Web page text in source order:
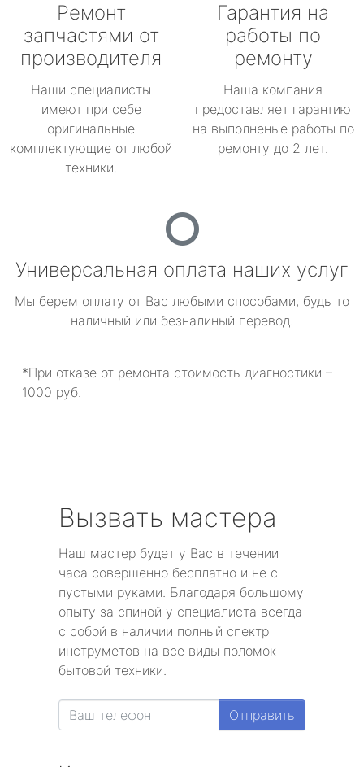
Ремонт
запчастями от
производителя
Наши специалисты
имеют при себе
оригинальные
комплектующие от любой
техники.
Гарантия на
работы по
ремонту
Наша компания
предоставляет гарантию
на выполненые работы по
ремонту до 2 лет.
Универсальная оплата наших услуг
Мы берем оплату от Вас любыми способами, будь то
наличный или безналиный перевод.
*При отказе от ремонта стоимость диагностики –
1000 руб.
Вызвать мастера
Наш мастер будет у Вас в течении
часа совершенно бесплатно и не с
пустыми руками. Благодаря большому
опыту за спиной у специалиста всегда
с собой в наличии полный спектр
инструметов на все виды поломок
бытовой техники.
Отправить